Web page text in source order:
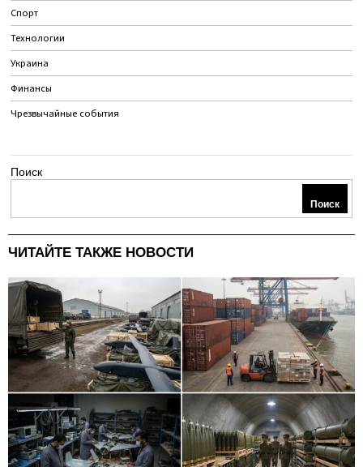
Спорт
Технологии
Украина
Финансы
Чрезвычайные события
Поиск
Поиск
ЧИТАЙТЕ ТАКЖЕ НОВОСТИ